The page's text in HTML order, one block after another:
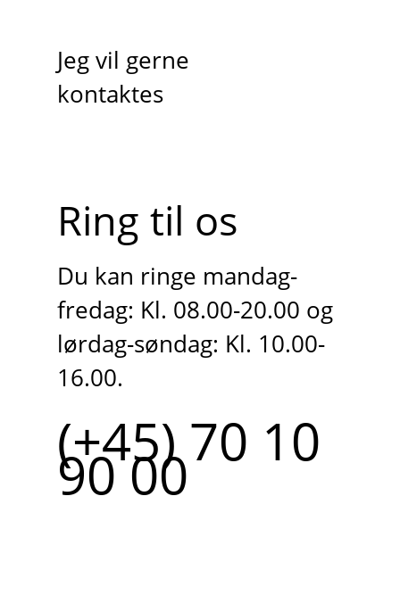
Jeg vil gerne
kontaktes
Ring til os
Du kan ringe mandag-
fredag: Kl. 08.00-20.00 og
lørdag-søndag: Kl. 10.00-
16.00.
(+45) 70 10
90 00